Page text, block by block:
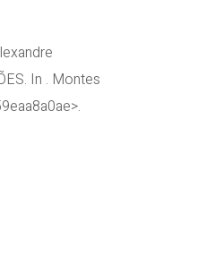
In . Montes